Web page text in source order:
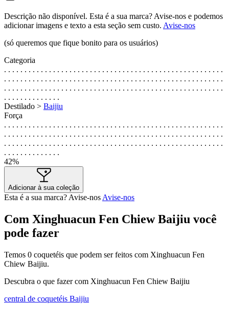
Descrição não disponível. Esta é a sua marca? Avise-nos e podemos
adicionar imagens e texto a esta seção sem custo. Avise-nos
(só queremos que fique bonito para os usuários)
Categoria
. . . . . . . . . . . . . . . . . . . . . . . . . . . . . . . . . . . . . . . . . . . . . . . . . . . . . .
. . . . . . . . . . . . . . . . . . . . . . . . . . . . . . . . . . . . . . . . . . . . . . . . . . . . . .
. . . . . . . . . . . . . . . . . . . . . . . . . . . . . . . . . . . . . . . . . . . . . . . . . . . . . .
. . . . . . . . . . . . . .
Destilado > Baijiu
Força
. . . . . . . . . . . . . . . . . . . . . . . . . . . . . . . . . . . . . . . . . . . . . . . . . . . . . .
. . . . . . . . . . . . . . . . . . . . . . . . . . . . . . . . . . . . . . . . . . . . . . . . . . . . . .
. . . . . . . . . . . . . . . . . . . . . . . . . . . . . . . . . . . . . . . . . . . . . . . . . . . . . .
. . . . . . . . . . . . . .
42%
Adicionar à sua coleção
Esta é a sua marca? Avise-nos Avise-nos
Com Xinghuacun Fen Chiew Baijiu você
pode fazer
Temos 0 coquetéis que podem ser feitos com Xinghuacun Fen
Chiew Baijiu.
Descubra o que fazer com Xinghuacun Fen Chiew Baijiu
central de coquetéis Baijiu